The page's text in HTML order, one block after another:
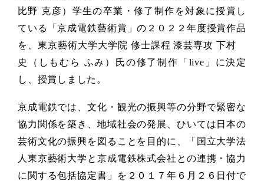
比野 克彦）学生の卒業・修了制作を対象に授賞し
ている「京成電鉄藝術賞」の２０２２年度授賞作品
を、東京藝術大学大学院 修士課程 漆芸専攻 下村
史（しもむら ふみ）氏の修了制作「live」に決定
し、授賞しました。
京成電鉄では、文化・観光の振興等の分野で緊密な
協力関係を築き、地域社会の発展、ひいては日本の
芸術文化の振興を図ることを目的に、「国立大学法
人東京藝術大学と京成電鉄株式会社との連携・協力
に関する包括協定書」を２０１７年６月２６日付で